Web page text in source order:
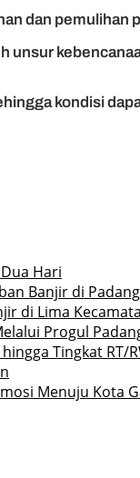
dan pemulihan
unsur
kondisi
Hari
Banjir di Padang
di Lima
Progul
Tingkat RT/
Menuju Kota